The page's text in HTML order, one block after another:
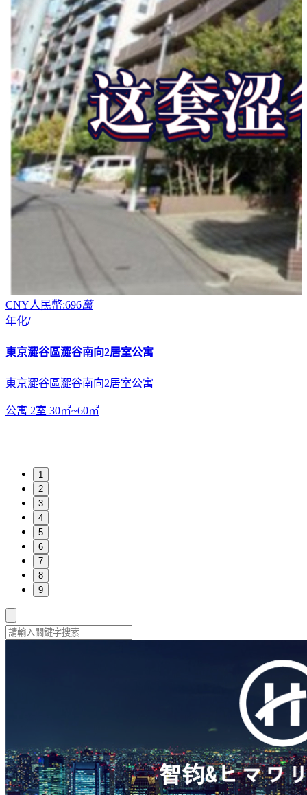
CNY人民幣:696萬
年化/
東京澀谷區澀谷南向2居室公寓
東京澀谷區澀谷南向2居室公寓
公寓 2室 30㎡~60㎡
1
2
3
4
5
6
7
8
9